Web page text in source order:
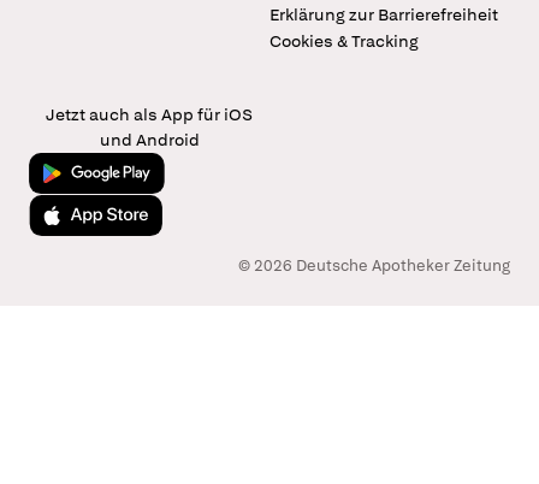
Erklärung zur Barrierefreiheit
Cookies & Tracking
Jetzt auch als App für iOS
und Android
Jetzt bei Google Play
Laden im App Store
© 2026 Deutsche Apotheker Zeitung